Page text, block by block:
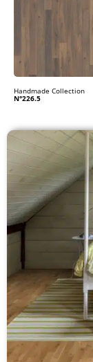
Handmade Collection
N°226.5